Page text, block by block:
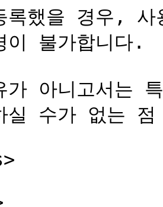
록했을 경우,
이 불가합니다.
가 아니고서는
실 수가 없는 점